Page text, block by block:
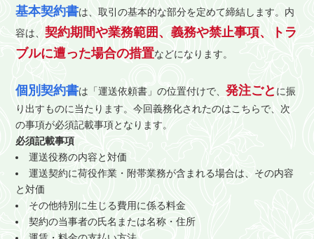
基本契約書は、取引の基本的な部分を定めて締結します。内
容は、契約期間や業務範囲、義務や禁止事項、トラ
ブルに遭った場合の措置などになります。
個別契約書は「運送依頼書」の位置付けで、発注ごと に振
り出すものに当たります。今回義務化されたのはこちらで、次
の事項が必須記載事項となります。
必須記載事項
運送役務の内容と対価
運送契約に荷役作業・附帯業務が含まれる場合は、その内容
と対価
その他特別に生じる費用に係る料金
契約の当事者の氏名または名称・住所